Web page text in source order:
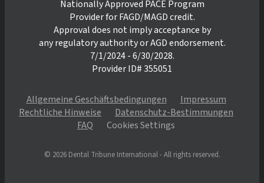
Nationally Approved PACE Program
Provider for FAGD/MAGD credit.
Approval does not imply acceptance by
any regulatory authority or AGD endorsement.
7/1/2024 - 6/30/2028.
Provider ID# 355051
Allgemeine Geschäftsbedingungen
Impressum
Rechtliche Hinweise
Datenschutz-Bestimmungen
FAQ
Cookies Settings
© 2026 Dental Tribune International - All rights reserved.